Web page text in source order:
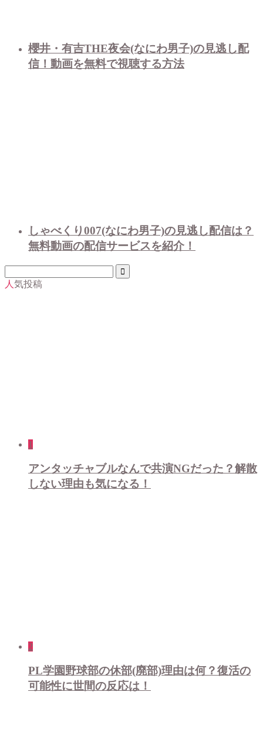
櫻井・有吉THE夜会(なにわ男子)の見逃し配
信！動画を無料で視聴する方法
しゃべくり007(なにわ男子)の見逃し配信は？
無料動画の配信サービスを紹介！
人気投稿
1
アンタッチャブルなんで共演NGだった？解散
しない理由も気になる！
2
PL学園野球部の休部(廃部)理由は何？復活の
可能性に世間の反応は！